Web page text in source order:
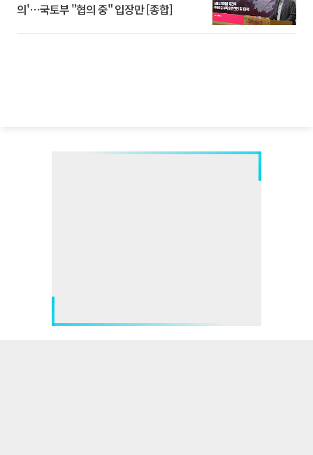
의'⋯국토부 "협의 중" 입장만 [종합]